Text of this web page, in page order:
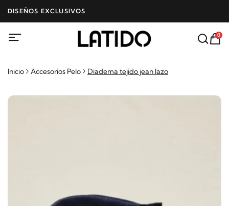
DISEÑOS EXCLUSIVOS
0
Inicio Accesorios Pelo Diadema tejido jean lazo